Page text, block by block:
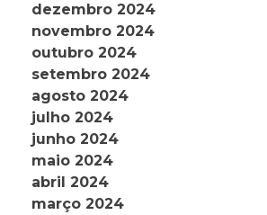
dezembro 2024
novembro 2024
outubro 2024
setembro 2024
agosto 2024
julho 2024
junho 2024
maio 2024
abril 2024
março 2024